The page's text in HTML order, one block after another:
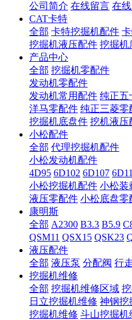
公司简介 在线留言 在
CAT卡特
全部 卡特挖掘机配件
挖掘机液压配件 挖掘机
产品中心
全部 挖掘机零配件
发动机零配件
发动机常用配件 纯正五
洋马零配件 纯正三菱零
挖掘机底盘件 挖机液压
小松配件
全部 代理挖掘机配件
小松发动机配件
4D95 6D102 6D107
小松挖掘机配件 小松装
液压零配件 小松底盘零
康明斯
全部 A2300 B3.3 B5.9
QSM11 QSX15 QSK23
液压配件
全部 液压泵 分配阀 行
挖掘机维修
全部 挖掘机维修区域
日立挖掘机维修 神钢挖
挖掘机维修 斗山挖掘机